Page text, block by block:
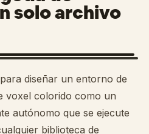
solo archivo
diseñar un entorno de
voxel colorido como un
autónomo que se ejecute
biblioteca de